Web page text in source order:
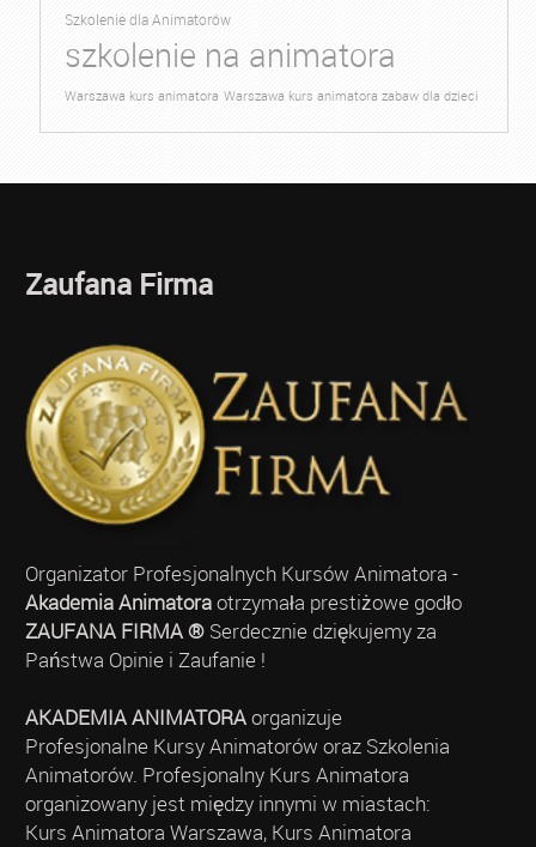
Szkolenie dla Animatorów
szkolenie na animatora
Warszawa kurs animatora Warszawa kurs animatora zabaw dla dzieci
Zaufana Firma
Organizator Profesjonalnych Kursów Animatora -
Akademia Animatoraotrzymała prestiżowe godło
ZAUFANA FIRMA ®Serdecznie dziękujemy za
Państwa Opinie i Zaufanie !
AKADEMIA ANIMATORAorganizuje
Profesjonalne Kursy Animatorów oraz Szkolenia
Animatorów. Profesjonalny Kurs Animatora
organizowany jest między innymi w miastach:
Kurs Animatora Warszawa, Kurs Animatora